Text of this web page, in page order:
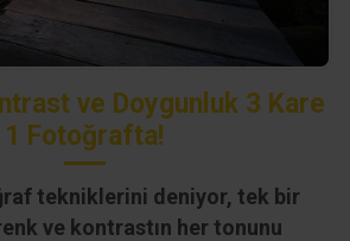
ve Doygunluk 3 Kare
1 Fotoğrafta!
tekniklerini deniyor, tek bir
ve kontrastın her tonunu